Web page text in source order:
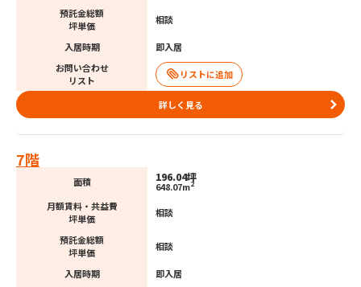
預託金総額
坪単価
相談
入居時期
即入居
お問い合わせ
リスト
詳しく見る
7階
面積 196.04坪
648.07m2
月額賃料・共益費
坪単価
相談
預託金総額
坪単価
相談
入居時期
即入居